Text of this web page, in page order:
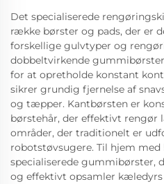
Det specialiserede
række børster og pads, der er
forskellige gulvtyper og
dobbeltvirkende
for at opretholde konstant
sikrer grundig fjernelse af
og tæpper. Kantbørsten er
børstehår, der effektivt
områder, der traditionelt er
robotstøvsugere. Til hjem
specialiserede gummibørster,
og effektivt opsamler